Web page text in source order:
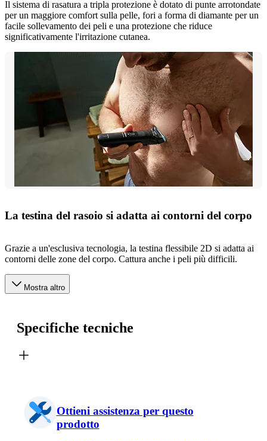
Il sistema di rasatura a tripla protezione è dotato di punte arrotondate
per un maggiore comfort sulla pelle, fori a forma di diamante per un
facile sollevamento dei peli e una protezione che riduce
significativamente l'irritazione cutanea.
La testina del rasoio si adatta ai contorni del corpo
Grazie a un'esclusiva tecnologia, la testina flessibile 2D si adatta ai
contorni delle zone del corpo. Cattura anche i peli più difficili.
Mostra altro
Specifiche tecniche
Ottieni assistenza per questo
prodotto